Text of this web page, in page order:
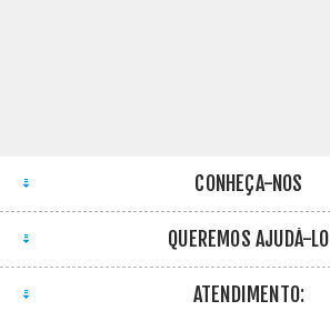
CONHEÇA-NOS
QUEREMOS AJUDÁ-LO
ATENDIMENTO: